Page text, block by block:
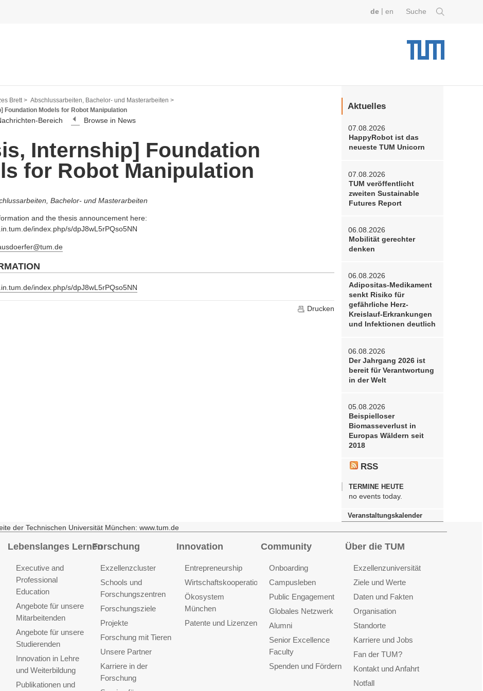
Suche
de en
Brett > Abschlussarbeiten, Bachelor- und Masterarbeiten >
Foundation Models for Robot Manipulation
Bereich Browse in News
Internship] Foundation
for Robot Manipulation
Bachelor- und Masterarbeiten
and the thesis announcement here:
index.php/s/dpJ8wL5rPQso5NN
index.php/s/dpJ8wL5rPQso5NN
Drucken
Aktuelles
07.08.2026
HappyRobot ist das
neueste TUM Unicorn
07.08.2026
TUM veröffentlicht
zweiten Sustainable
Futures Report
06.08.2026
Mobilität gerechter
denken
06.08.2026
Adipositas-Medikament
senkt Risiko für
gefährliche Herz-
Kreislauf-Erkrankungen
und Infektionen deutlich
06.08.2026
Der Jahrgang 2026 ist
bereit für Verantwortung
in der Welt
05.08.2026
Beispielloser
Biomasseverlust in
Europas Wäldern seit
2018
RSS
TERMINE HEUTE
no events today.
Veranstaltungskalender
der Technischen Universität München: www.tum.de
Lebenslanges Lernen
Executive and
Professional
Education
Angebote für unsere
Mitarbeitenden
Angebote für unsere
Studierenden
Innovation in Lehre
und Weiterbildung
Publikationen und
Forschung
Exzellenzcluster
Schools und
Forschungszentren
Forschungsziele
Projekte
Forschung mit Tieren
Unsere Partner
Karriere in der
Forschung
Innovation
Entrepreneurship
Wirtschaftskooperationen
Ökosystem
München
Patente und Lizenzen
Community
Onboarding
Campusleben
Public Engagement
Globales Netzwerk
Alumni
Senior Excellence
Faculty
Spenden und Fördern
Über die TUM
Exzellenzuniversität
Ziele und Werte
Daten und Fakten
Organisation
Standorte
Karriere und Jobs
Fan der TUM?
Kontakt und Anfahrt
Notfall